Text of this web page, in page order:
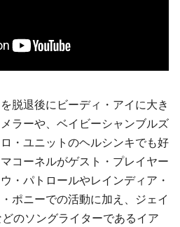
脱退後にビーディ・アイに大き
ラーや、ベイビーシャンブルズ
・ユニットのヘルシンキでも好
コーネルがゲスト・プレイヤー
・パトロールやレインディア・
ポニーでの活動に加え、ジェイ
どのソングライターであるイア